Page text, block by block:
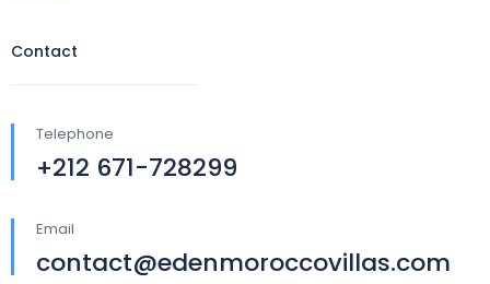
Contact
Telephone
+212 671-728299
Email
contact@edenmoroccovillas.com